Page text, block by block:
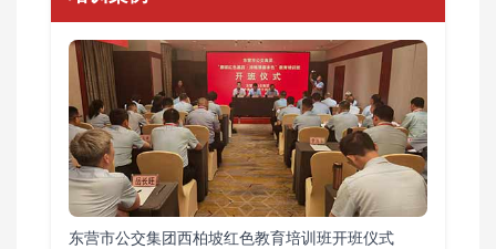
东营市公交集团西柏坡红色教育培训班开班仪式